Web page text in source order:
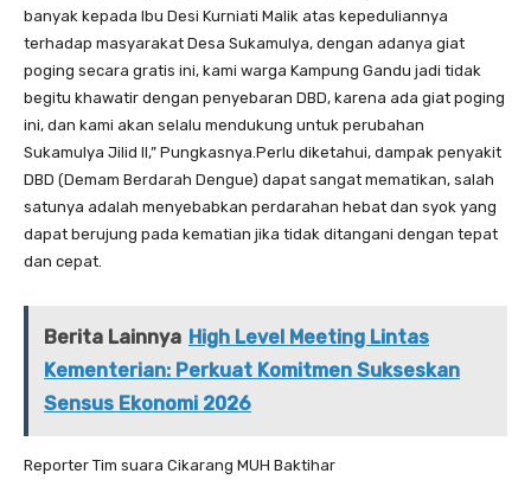
banyak kepada Ibu Desi Kurniati Malik atas kepeduliannya
terhadap masyarakat Desa Sukamulya, dengan adanya giat
poging secara gratis ini, kami warga Kampung Gandu jadi tidak
begitu khawatir dengan penyebaran DBD, karena ada giat poging
ini, dan kami akan selalu mendukung untuk perubahan
Sukamulya Jilid II,” Pungkasnya.Perlu diketahui, dampak penyakit
DBD (Demam Berdarah Dengue) dapat sangat mematikan, salah
satunya adalah menyebabkan perdarahan hebat dan syok yang
dapat berujung pada kematian jika tidak ditangani dengan tepat
dan cepat.
Berita Lainnya High Level Meeting Lintas
Kementerian: Perkuat Komitmen Sukseskan
Sensus Ekonomi 2026
Reporter Tim suara Cikarang MUH Baktihar